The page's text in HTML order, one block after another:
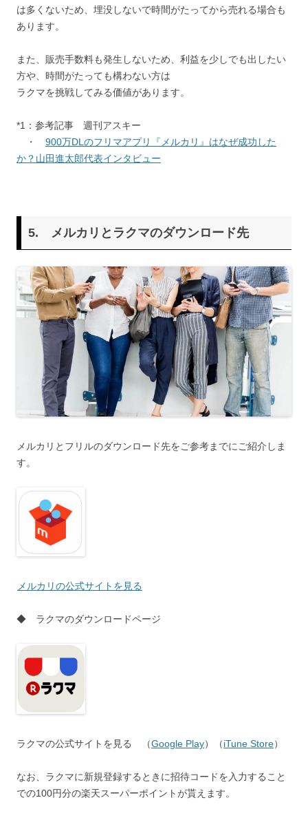
は多くないため、埋没しないで時間がたってから売れる場合も
あります。
また、販売手数料も発生しないため、利益を少しでも出したい
方や、時間がたっても構わない方は
ラクマを挑戦してみる価値があります。
*1：参考記事 週刊アスキー
・ 900万DLのフリマアプリ『メルカリ』はなぜ成功した
か？山田進太郎代表インタビュー
5. メルカリとラクマのダウンロード先
メルカリとフリルのダウンロード先をご参考までにご紹介しま
す。
メルカリの公式サイトを見る
◆ ラクマのダウンロードページ
ラクマの公式サイトを見る （Google Play）（iTune Store）
なお、ラクマに新規登録するときに招待コードを入力すること
での100円分の楽天スーパーポイントが貰えます。